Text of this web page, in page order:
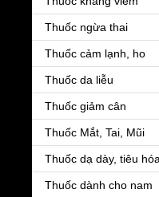
Thuốc ngừa thai
Thuốc cảm lạnh, ho
Thuốc da liễu
Thuốc giảm cân
Thuốc Mắt, Tai, Mũi
Thuốc dạ dày, tiêu hóa
Thuốc dành cho nam
Rối loạn tuần hoàn não: sau đột quị,